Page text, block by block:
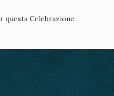
questa Celebrazione.